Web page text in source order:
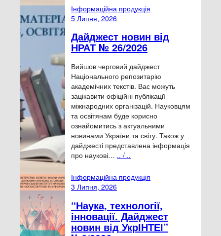
Інформаційна продукція
5 Липня, 2026
Дайджест новин від
НРАТ № 26/2026
Вийшов черговий дайджест
Національного репозитарію
академічних текстів. Вас можуть
зацікавити офіційні публікації
міжнародних організацій. Науковцям
та освітянам буде корисно
ознайомитись з актуальними
новинами України та світу. Також у
дайджесті представлена інформація
про наукові… .. / ..
Інформаційна продукція
3 Липня, 2026
“Наука, технології,
інновації. Дайджест
новин від УкрІНТЕІ”